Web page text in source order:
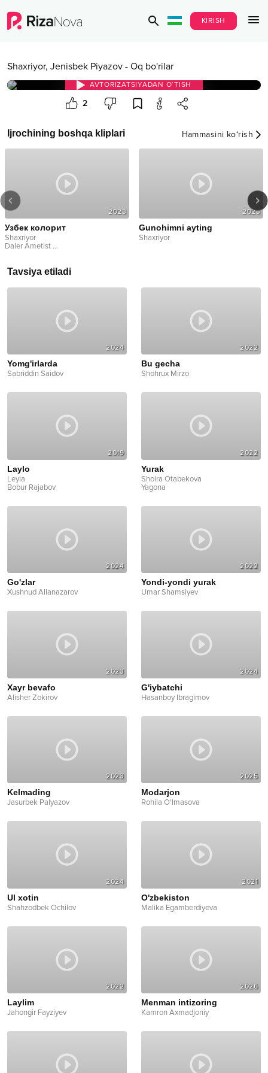
KIRISH
Shaxriyor, Jenisbek Piyazov - Oq bo'rilar
AVTORIZATSIYADAN O‘TISH
2
Ijrochining boshqa kliplari Hammasini ko‘rish
2023
Узбек колорит
Shaxriyor
Daler Ametist ...
2023
Gunohimni ayting
Shaxriyor
Tavsiya etiladi
2024
Yomg'irlarda
Sabriddin Saidov
2022
Bu gecha
Shohrux Mirzo
2019
Laylo
Leyla
Bobur Rajabov
2022
Yurak
Shoira Otabekova
Yagona
2024
Go'zlar
Xushnud Allanazarov
2022
Yondi-yondi yurak
Umar Shamsiyev
2023
Xayr bevafo
Alisher Zokirov
2024
G'iybatchi
Hasanboy Ibragimov
2023
Kelmading
Jasurbek Palyazov
2025
Modarjon
Rohila O'lmasova
2024
Ul xotin
Shahzodbek Ochilov
2021
O'zbekiston
Malika Egamberdiyeva
2022
Laylim
Jahongir Fayziyev
2026
Menman intizoring
Kamron Axmadjoniy